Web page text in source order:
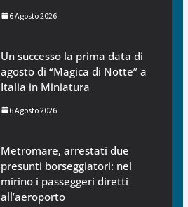
6 Agosto 2026
Un successo la prima data di
agosto di “Magica di Notte” a
Italia in Miniatura
6 Agosto 2026
Metromare, arrestati due
presunti borseggiatori: nel
mirino i passeggeri diretti
all’aeroporto